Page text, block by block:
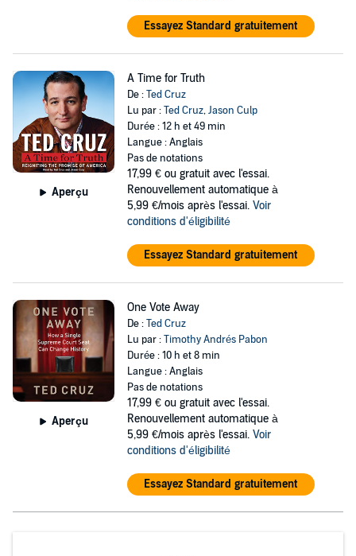
Essayez Standard gratuitement
Aperçu
A Time for Truth
De :Ted Cruz
Lu par :Ted Cruz,Jason Culp
Durée : 12 h et 49 min
Langue : Anglais
Pas de notations
17,99 € ou gratuit avec l'essai.
Renouvellement automatique à
5,99 €/mois après l'essai. Voir
conditions d'éligibilité
Essayez Standard gratuitement
Aperçu
One Vote Away
De :Ted Cruz
Lu par :Timothy Andrés Pabon
Durée : 10 h et 8 min
Langue : Anglais
Pas de notations
17,99 € ou gratuit avec l'essai.
Renouvellement automatique à
5,99 €/mois après l'essai. Voir
conditions d'éligibilité
Essayez Standard gratuitement